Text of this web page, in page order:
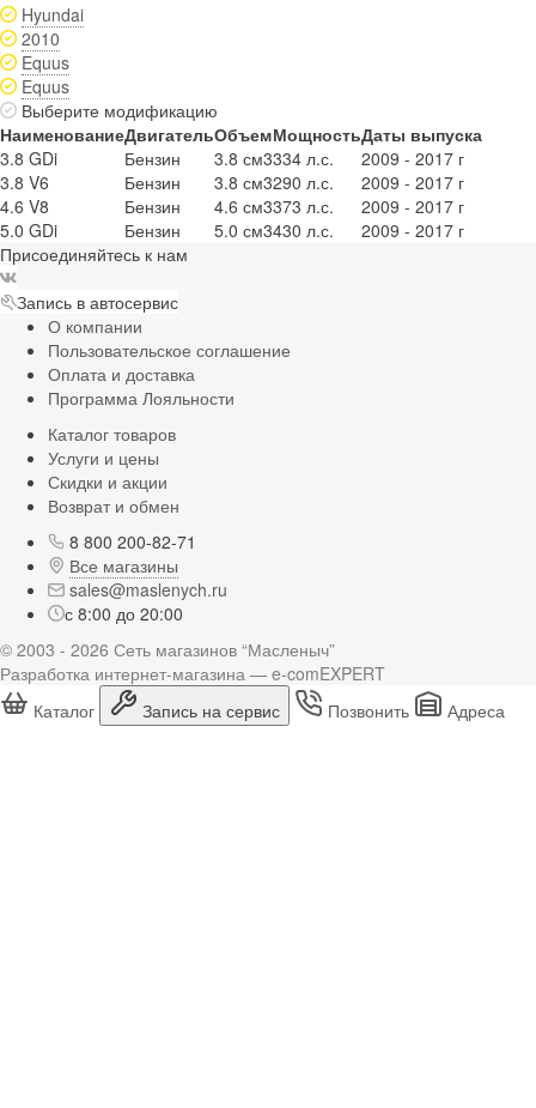
Hyundai
2010
Equus
Equus
Выберите модификацию
НаименованиеДвигательОбъемМощностьДаты выпуска
3.8 GDi
Бензин 3.8 см3334 л.с.
2009 - 2017 г
3.8 V6
Бензин 3.8 см3290 л.с.
2009 - 2017 г
4.6 V8
Бензин 4.6 см3373 л.с.
2009 - 2017 г
5.0 GDi
Бензин 5.0 см3430 л.с.
2009 - 2017 г
Присоединяйтесь к нам
Запись в автосервис
О компании
Пользовательское соглашение
Оплата и доставка
Программа Лояльности
Каталог товаров
Услуги и цены
Скидки и акции
Возврат и обмен
8 800 200-82-71
Все магазины
sales@maslenych.ru
с 8:00 до 20:00
© 2003 - 2026 Сеть магазинов “Масленыч”
Разработка интернет-магазина — e-comEXPERT
Каталог
Запись на сервис Позвонить Адреса